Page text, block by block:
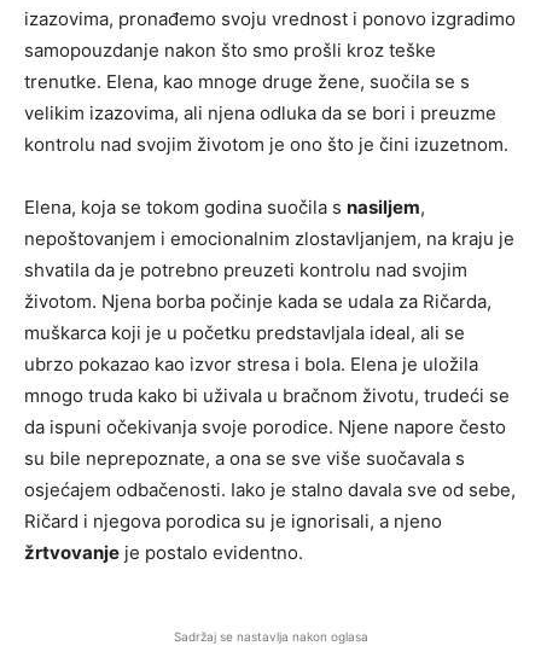
izazovima, pronađemo svoju vrednost i ponovo izgradimo
samopouzdanje nakon što smo prošli kroz teške
trenutke. Elena, kao mnoge druge žene, suočila se s
velikim izazovima, ali njena odluka da se bori i preuzme
kontrolu nad svojim životom je ono što je čini izuzetnom.
Elena, koja se tokom godina suočila s nasiljem,
nepoštovanjem i emocionalnim zlostavljanjem, na kraju je
shvatila da je potrebno preuzeti kontrolu nad svojim
životom. Njena borba počinje kada se udala za Ričarda,
muškarca koji je u početku predstavljala ideal, ali se
ubrzo pokazao kao izvor stresa i bola. Elena je uložila
mnogo truda kako bi uživala u bračnom životu, trudeći se
da ispuni očekivanja svoje porodice. Njene napore često
su bile neprepoznate, a ona se sve više suočavala s
osjećajem odbačenosti. Iako je stalno davala sve od sebe,
Ričard i njegova porodica su je ignorisali, a njeno
žrtvovanje je postalo evidentno.
Sadržaj se nastavlja nakon oglasa